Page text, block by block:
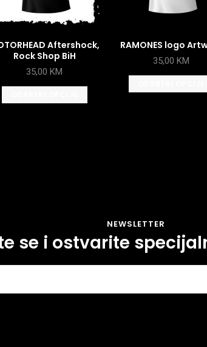
Aftershock,
Rock Shop BiH
35,00KM
RAMONES logo
35,00KM
NEWSLETTER
se i ostvarite